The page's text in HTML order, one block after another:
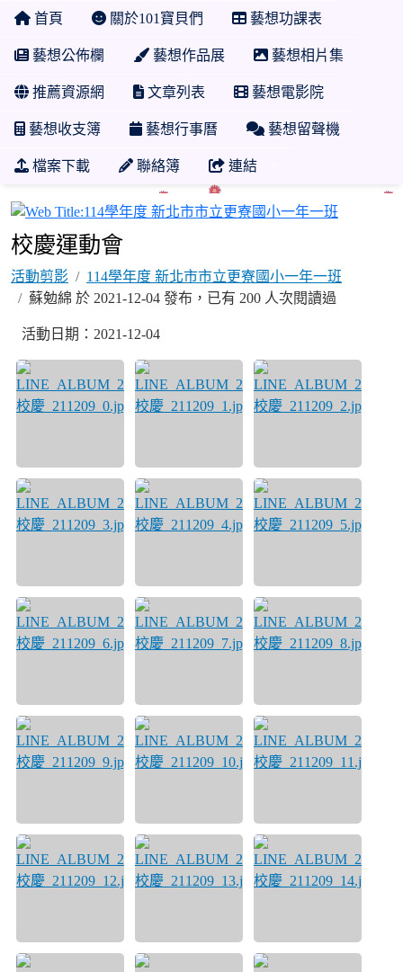
首頁 關於101寶貝們 藝想功課表
藝想公佈欄 藝想作品展 藝想相片集
推薦資源網 文章列表 藝想電影院
藝想收支簿 藝想行事曆 藝想留聲機
檔案下載 聯絡簿 連結
校慶運動會
活動剪影
114學年度 新北市市立更寮國小一年一班
蘇勉綿 於 2021-12-04 發布，已有 200 人次閱讀過
活動日期：2021-12-04